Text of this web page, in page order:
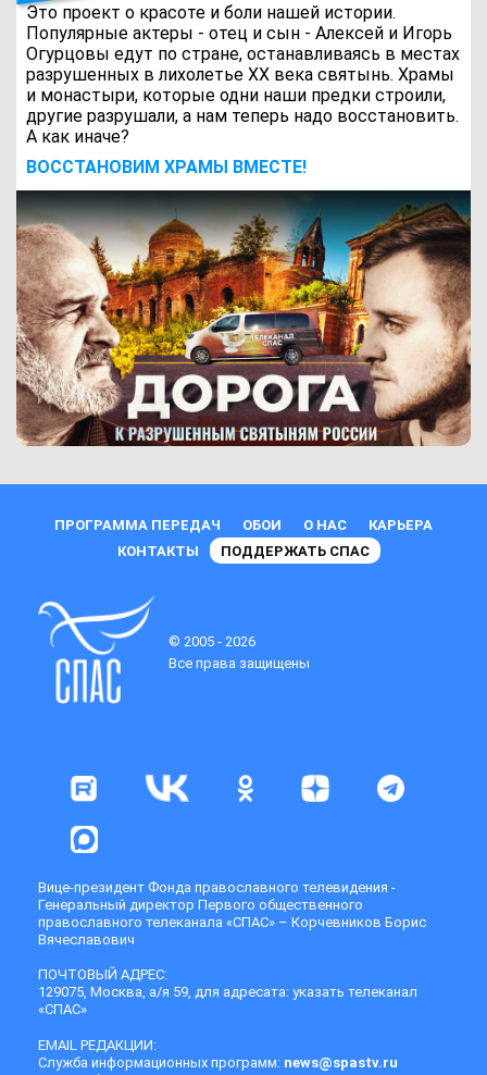
Это проект о красоте и боли нашей истории.
Популярные актеры - отец и сын - Алексей и Игорь
Огурцовы едут по стране, останавливаясь в местах
разрушенных в лихолетье ХХ века святынь. Храмы
и монастыри, которые одни наши предки строили,
другие разрушали, а нам теперь надо восстановить.
А как иначе?
ВОCСТАНОВИМ ХРАМЫ ВМЕСТЕ!
ПРОГРАММА ПЕРЕДАЧ ОБОИ О НАС
КАРЬЕРА
КОНТАКТЫ
ПОДДЕРЖАТЬ СПАС
© 2005 - 2026
Все права защищены
Вице-президент Фонда православного телевидения -
Генеральный директор Первого общественного
православного телеканала «СПАС» – Корчевников Борис
Вячеславович
ПОЧТОВЫЙ АДРЕС:
129075, Москва, а/я 59, для адресата: указать телеканал
«СПАС»
EMAIL РЕДАКЦИИ:
Служба информационных программ: news@spastv.ru